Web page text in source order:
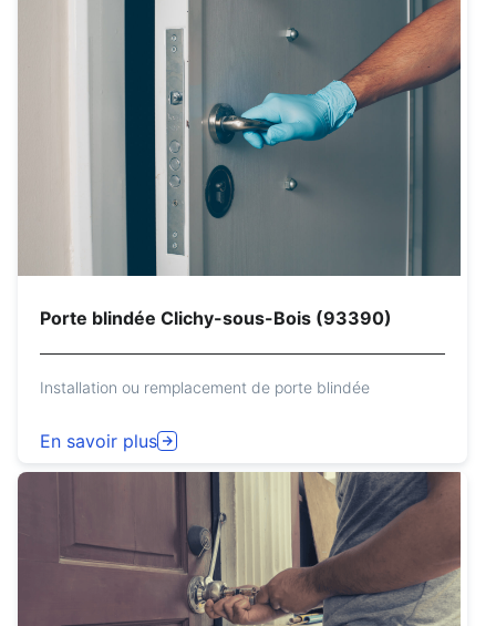
Porte blindée Clichy-sous-Bois (93390)
Installation ou remplacement de porte blindée
En savoir plus